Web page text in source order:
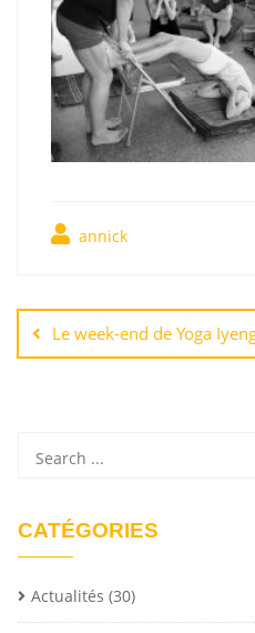
annick
Le week-end de Yoga
CATÉGORIES
Actualités (30)